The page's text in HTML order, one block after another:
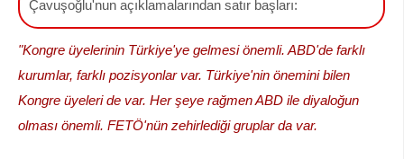
Çavuşoğlu'nun açıklamalarından satır başları:
"Kongre üyelerinin Türkiye'ye gelmesi önemli. ABD'de farklı
kurumlar, farklı pozisyonlar var. Türkiye'nin önemini bilen
Kongre üyeleri de var. Her şeye rağmen ABD ile diyaloğun
olması önemli. FETÖ'nün zehirlediği gruplar da var.